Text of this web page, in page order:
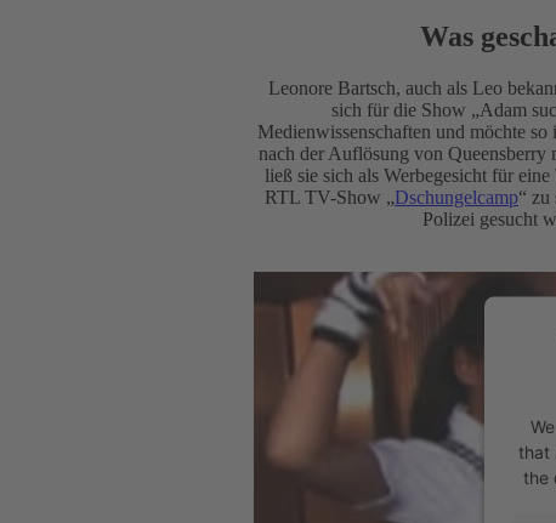
Was
Leonore Bartsch, auch als Leo
sich für die Show „Adam
Medienwissenschaften und möchte
nach der Auflösung von
ließ sie sich als Werbegesicht für
RTL TV-Show „Dschungelcamp“ zu
Polizei gesucht
that
the